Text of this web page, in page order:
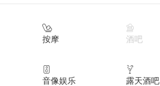

按摩

酒吧

音像娱乐

露天酒吧